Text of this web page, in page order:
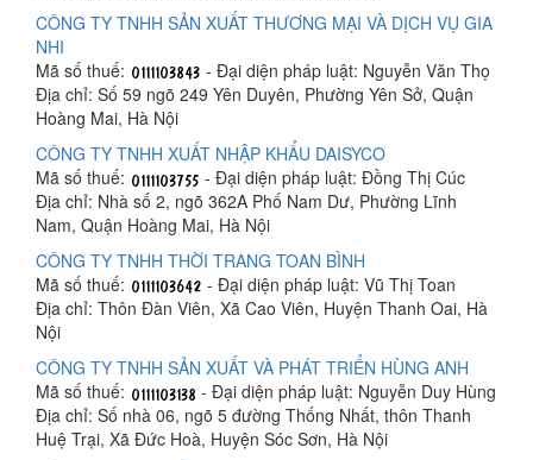
CÔNG TY TNHH SẢN XUẤT THƯƠNG MẠI VÀ DỊCH VỤ GIA
NHI
Mã số thuế:
- Đại diện pháp luật: Nguyễn Văn Thọ
Địa chỉ: Số 59 ngõ 249 Yên Duyên, Phường Yên Sở, Quận
Hoàng Mai, Hà Nội
CÔNG TY TNHH XUẤT NHẬP KHẨU DAISYCO
Mã số thuế:
- Đại diện pháp luật: Đồng Thị Cúc
Địa chỉ: Nhà số 2, ngõ 362A Phố Nam Dư, Phường Lĩnh
Nam, Quận Hoàng Mai, Hà Nội
CÔNG TY TNHH THỜI TRANG TOAN BÌNH
Mã số thuế:
- Đại diện pháp luật: Vũ Thị Toan
Địa chỉ: Thôn Đàn Viên, Xã Cao Viên, Huyện Thanh Oai, Hà
Nội
CÔNG TY TNHH SẢN XUẤT VÀ PHÁT TRIỂN HÙNG ANH
Mã số thuế:
- Đại diện pháp luật: Nguyễn Duy Hùng
Địa chỉ: Số nhà 06, ngõ 5 đường Thống Nhất, thôn Thanh
Huệ Trại, Xã Đức Hoà, Huyện Sóc Sơn, Hà Nội